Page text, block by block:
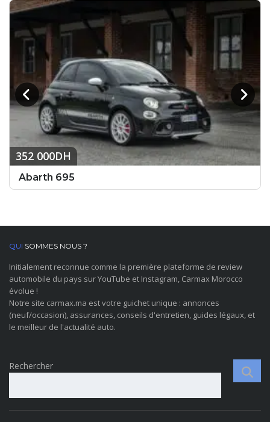
352 000DH
Abarth 695
QUI SOMMES NOUS ?
Initialement reconnue comme la première plateforme de review
automobile du pays sur YouTube et Instagram, Carmax Morocco
évolue !
Notre site carmax.ma est votre guichet unique : annonces
(neuf/occasion), assurances, conseils d'entretien, guides légaux, et
le meilleur de l'actualité auto.
Rechercher